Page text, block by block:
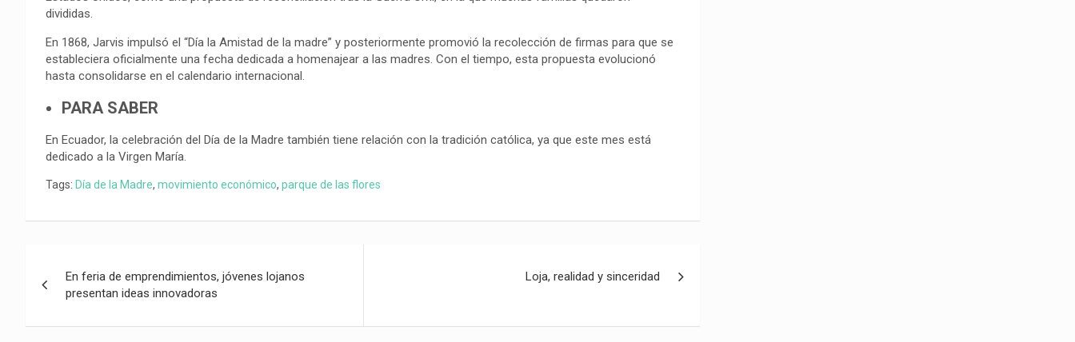
divididas.
En 1868, Jarvis impulsó el “Día la Amistad de la madre” y posteriormente promovió la recolección de firmas para que se
estableciera oficialmente una fecha dedicada a homenajear a las madres. Con el tiempo, esta propuesta evolucionó
hasta consolidarse en el calendario internacional.
PARA SABER
En Ecuador, la celebración del Día de la Madre también tiene relación con la tradición católica, ya que este mes está
dedicado a la Virgen María.
Tags: Día de la Madre, movimiento económico, parque de las flores
de
entradas
En feria de emprendimientos, jóvenes lojanos
presentan ideas innovadoras
Loja, realidad y sinceridad